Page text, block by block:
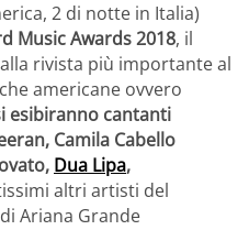
2 di notte in Italia)
Music Awards 2018, il
rivista più importante al
americane ovvero
esibiranno cantanti
Camila Cabello
Dua Lipa,
altri artisti del
Ariana Grande